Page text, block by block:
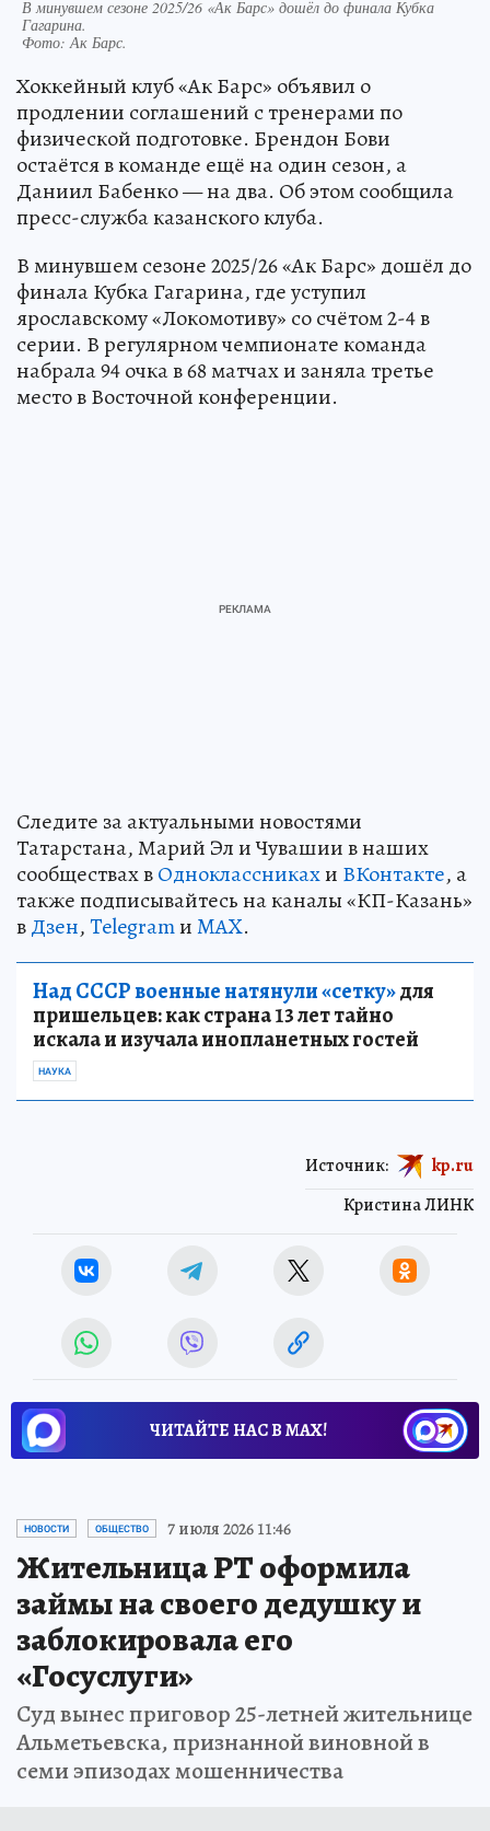
В минувшем сезоне 2025/26 «Ак Барс» дошёл до финала Кубка
Гагарина.
Фото: Ак Барс.
Хоккейный клуб «Ак Барс» объявил о
продлении соглашений с тренерами по
физической подготовке. Брендон Бови
остаётся в команде ещё на один сезон, а
Даниил Бабенко — на два. Об этом сообщила
пресс-служба казанского клуба.
В минувшем сезоне 2025/26 «Ак Барс» дошёл до
финала Кубка Гагарина, где уступил
ярославскому «Локомотиву» со счётом 2-4 в
серии. В регулярном чемпионате команда
набрала 94 очка в 68 матчах и заняла третье
место в Восточной конференции.
Следите за актуальными новостями
Татарстана, Марий Эл и Чувашии в наших
сообществах вОдноклассникахи ВКонтакте, а
также подписывайтесь на каналы «КП-Казань»
вДзен,TelegramиMAX.
Над СССР военные натянули «сетку»для
пришельцев: как страна 13 лет тайно
искала и изучала инопланетных гостей
НАУКА
Кристина ЛИНК
Источник: kp.ru
ЧИТАЙТЕ НАС В МАХ!
НОВОСТИ ОБЩЕСТВО 7 июля 2026 11:46
Жительница РТ оформила
займы на своего дедушку и
заблокировала его
«Госуслуги»
Суд вынес приговор 25-летней жительнице
Альметьевска, признанной виновной в
семи эпизодах мошенничества